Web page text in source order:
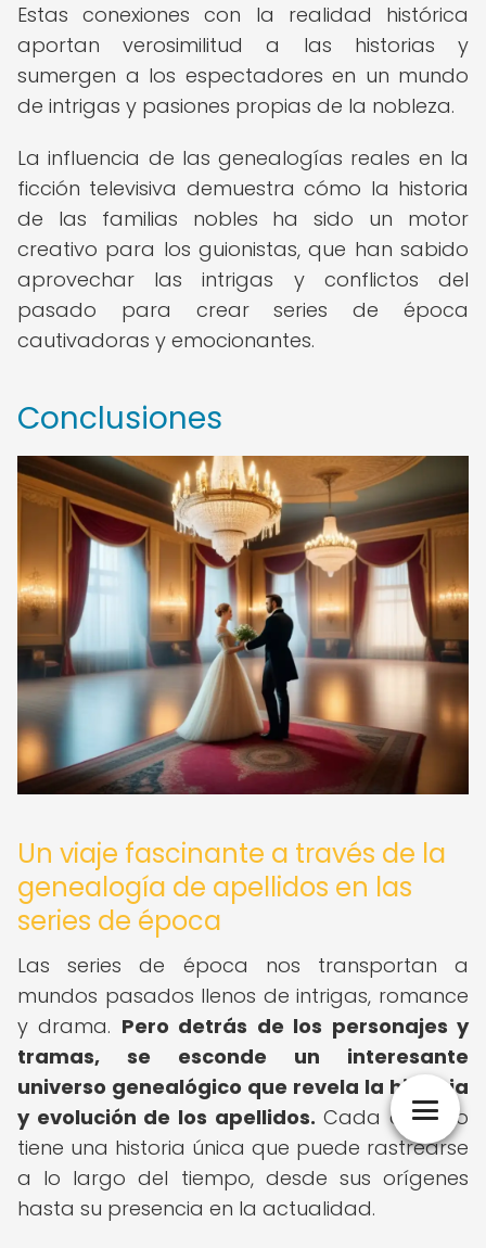
Estas conexiones con la realidad histórica
aportan verosimilitud a las historias y
sumergen a los espectadores en un mundo
de intrigas y pasiones propias de la nobleza.
La influencia de las genealogías reales en la
ficción televisiva demuestra cómo la historia
de las familias nobles ha sido un motor
creativo para los guionistas, que han sabido
aprovechar las intrigas y conflictos del
pasado para crear series de época
cautivadoras y emocionantes.
Conclusiones
Un viaje fascinante a través de la
genealogía de apellidos en las
series de época
Las series de época nos transportan a
mundos pasados llenos de intrigas, romance
y drama. Pero detrás de los personajes y
tramas, se esconde un interesante
universo genealógico que revela la historia
y evolución de los apellidos. Cada apellido
tiene una historia única que puede rastrearse
a lo largo del tiempo, desde sus orígenes
hasta su presencia en la actualidad.